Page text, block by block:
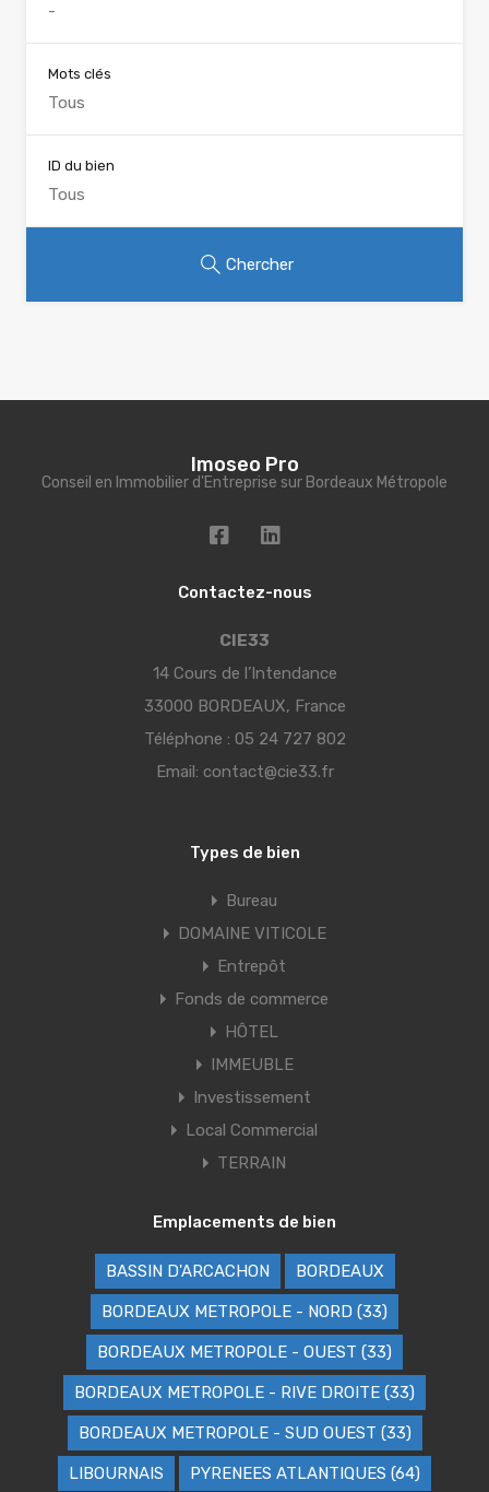
Mots clés
ID du bien
Chercher
Imoseo Pro
Conseil en Immobilier d'Entreprise sur Bordeaux Métropole
Contactez-nous
CIE33
14 Cours de l’Intendance
33000 BORDEAUX, France
Téléphone : 05 24 727 802
Email: contact@cie33.fr
Types de bien
Bureau
DOMAINE VITICOLE
Entrepôt
Fonds de commerce
HÔTEL
IMMEUBLE
Investissement
Local Commercial
TERRAIN
Emplacements de bien
BASSIN D'ARCACHON BORDEAUX
BORDEAUX METROPOLE - NORD (33)
BORDEAUX METROPOLE - OUEST (33)
BORDEAUX METROPOLE - RIVE DROITE (33)
BORDEAUX METROPOLE - SUD OUEST (33)
LIBOURNAIS PYRENEES ATLANTIQUES (64)